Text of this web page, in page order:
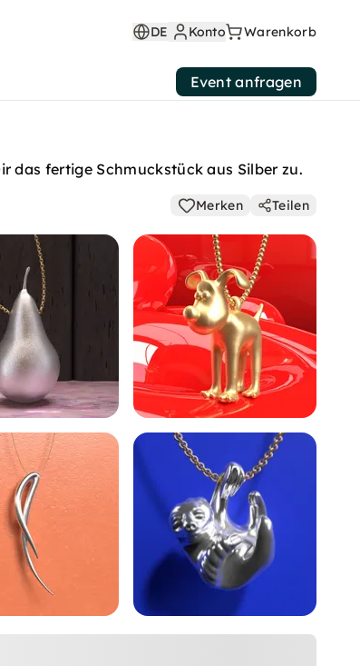
DE Konto Warenkorb
Event anfragen
das fertige Schmuckstück aus Silber zu.
Merken Teilen